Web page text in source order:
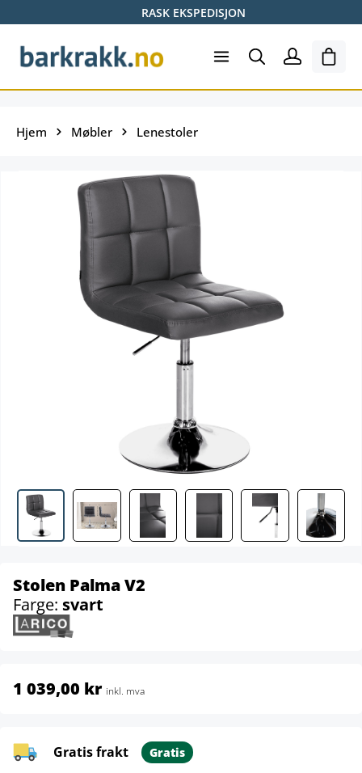
RASK EKSPEDISJON
Hjem Møbler Lenestoler
Stolen Palma V2
Farge: svart
1 039,00 kr inkl. mva
Gratis frakt Gratis